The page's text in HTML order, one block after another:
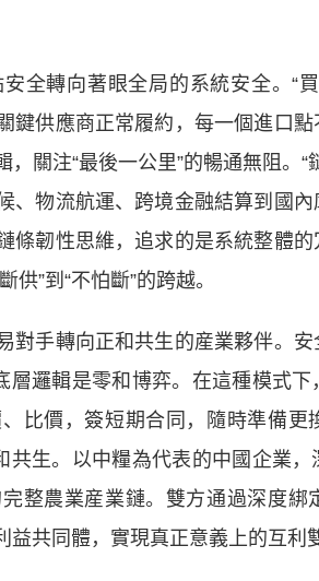
轉向著眼全局的系統安全。“買
鍵供應商正常履約，每一個進口
關注“最後一公里”的暢通無阻。“
、物流航運、跨境金融結算到國
條韌性思維，追求的是系統整體
”到“不怕斷”的跨越。
手轉向正和共生的産業夥伴。安
層邏輯是零和博弈。在這種模式下
比價，簽短期合同，隨時準備更
共生。以中糧為代表的中國企業
整農業産業鏈。雙方通過深度綁
共同體，實現真正意義上的互利